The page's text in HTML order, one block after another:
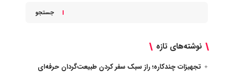
جستجو
نوشته‌های تازه
تجهیزات چندکاره؛ راز سبک سفر کردن طبیعت‌گردان حرفه‌ای